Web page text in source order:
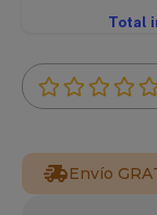
Envío